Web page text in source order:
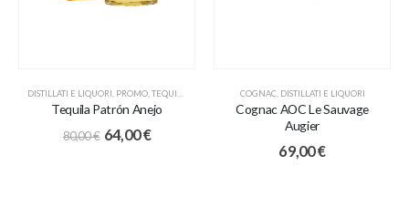
DISTILLATI E LIQUORI , PROMO,TEQUILA
Tequila Patrón Anejo
80,00€ 64,00€
COGNAC, DISTILLATI E LIQUORI
Cognac AOC Le Sauvage
Augier
69,00€